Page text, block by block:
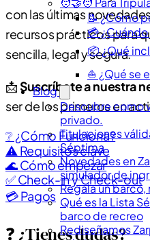
🧑‍🤝‍🧑 Para
📝 ¿Cómo
💳
📦 ¿Qué
⛵ ¿Qué se
Blog
Descubre como
privado.
Titulaciones
Séptima
Novedades en
simulador de
Regala un barco,
Qué es la Lista
barco de recreo
Rediseñamos
con las últimas
recursos prácticos para
sencilla, legal y segura.
📩Suscríbete a nuestra
ser de los primeros en
❔ ¿Cómo Funciona?
⚠️ Requisitos clave
🌊 Cómo empezar
✅ Check-in y Check-out
💳 Pagos
❓ ¿Tienes dudas?